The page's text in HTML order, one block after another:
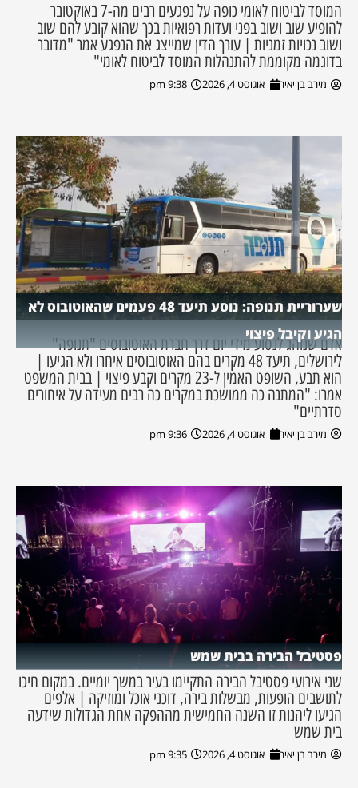
המוסד לביטוח לאומי כופה על נפגעים רבים מה-7 באוקטובר
להופיע שוב ושוב בפני ועדות רפואיות בכך שהוא קובע להם שוב
ושוב נכויות זמניות | עורך הדין שמייצג את הנפגע אמר "מדובר
בדוגמה מקוממת להתנהלות המוסד לביטוח לאומי"
מירב בן יאיר אוגוסט 4, 2026 9:38 pm
שערוריית תנופה: נוסע תיעד 48 פעמים שהאוטובוס לא
הגיע וקיבל פיצוי
אדם שנוהג לנסוע מידי יום דרך חברת האוטובוסים "תנופה"
לירושלים, תיעד 48 מקרים בהם האוטובוסים איחרו ולא הגיעו |
הוא תבע, השופט האמין ל-23 מקרים וקבע פיצוי | בבית המשפט
אמרו: "המתנה כה ממושכת במקרים כה רבים מעידה על איחורים
סדרתיים"
מירב בן יאיר אוגוסט 4, 2026 9:36 pm
פסטיבל הבירה בבית שמש
שני אירועי פסטיבל הבירה התקיימו בעיר במשך יומיים. במקום חיכו
לתושבים הופעות, מבשלות בירה, דוכני אוכל ומוזיקה | אלפים
הגיעו ליהנות זו השנה החמישית מההפקה אחת הגדולות שידעה
בית שמש
מירב בן יאיר אוגוסט 4, 2026 9:35 pm